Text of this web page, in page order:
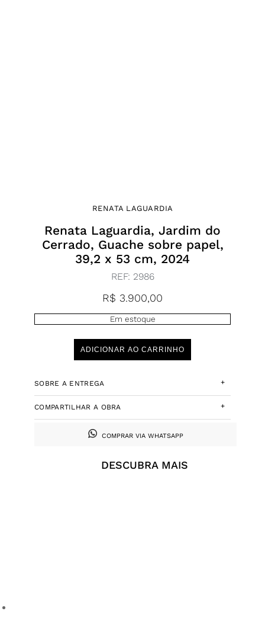
RENATA LAGUARDIA
Renata Laguardia, Jardim do
Cerrado, Guache sobre papel,
39,2 x 53 cm, 2024
REF: 2986
R$ 3.900,00
Em estoque
ADICIONAR AO CARRINHO
SOBRE A ENTREGA +
COMPARTILHAR A OBRA +
COMPRAR VIA WHATSAPP
DESCUBRA MAIS